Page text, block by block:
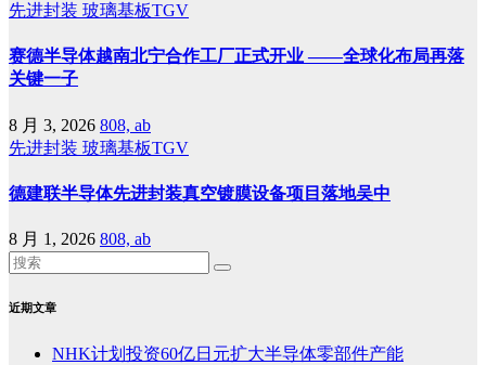
先进封装 玻璃基板TGV
赛德半导体越南北宁合作工厂正式开业 ——全球化布局再落
关键一子
8 月 3, 2026 808, ab
先进封装 玻璃基板TGV
德建联半导体先进封装真空镀膜设备项目落地吴中
8 月 1, 2026 808, ab
近期文章
NHK计划投资60亿日元扩大半导体零部件产能